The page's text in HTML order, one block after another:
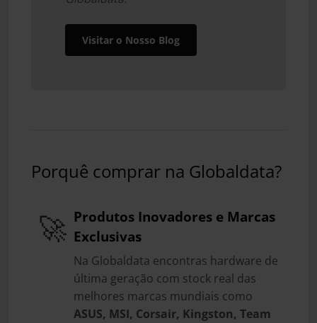
Visitar o Nosso Blog
Porquê comprar na Globaldata?
🚀 Produtos Inovadores e Marcas
Exclusivas
Na Globaldata encontras hardware de
última geração com stock real das
melhores marcas mundiais como
ASUS, MSI, Corsair, Kingston, Team